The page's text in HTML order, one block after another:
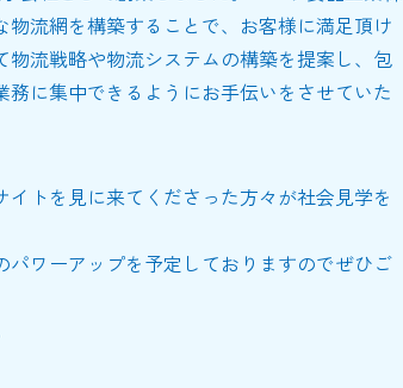
流網を構築することで、お客様に満足頂け
流戦略や物流システムの構築を提案し、包
に集中できるようにお手伝いをさせていた
トを見に来てくださった方々が社会見学を
ワーアップを予定しておりますのでぜひご